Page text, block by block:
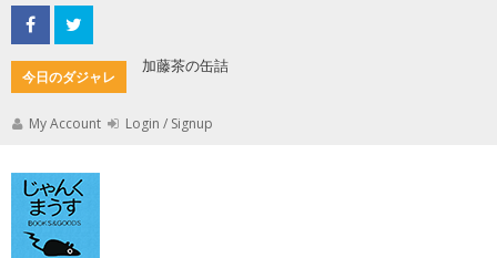
Skip
to
content
今日のダジャレ
加藤茶の缶詰
My Account Login / Signup